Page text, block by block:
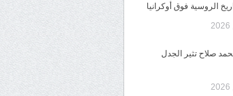
الروسية فوق أوكرانيا
صلاح تثير الجدل